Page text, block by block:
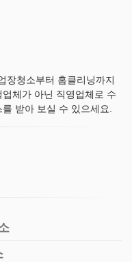
장청소부터 홈클리닝까지
체가 아닌 직영업체로 수
받아 보실 수 있으세요.